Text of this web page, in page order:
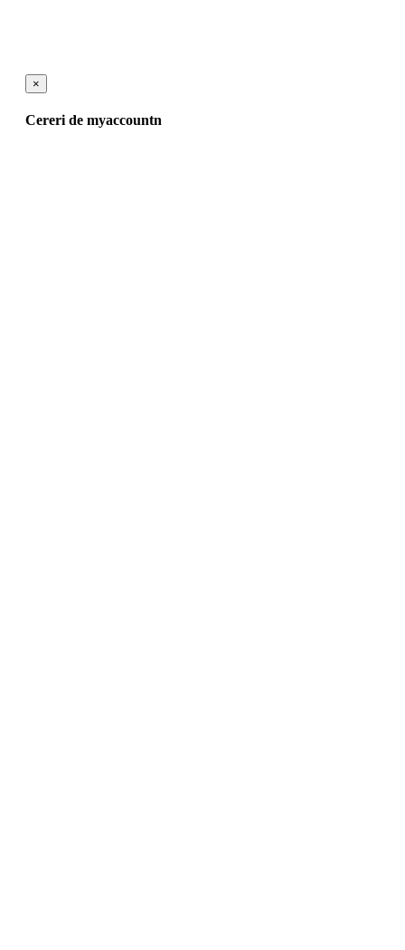
×
Cereri de myaccountn